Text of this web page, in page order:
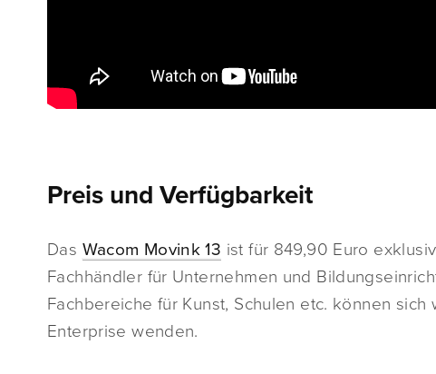
Preis und Verfügbarkeit
Das Wacom Movink 13 ist für 849,90 Euro
Fachhändler für Unternehmen und
Fachbereiche für Kunst, Schulen etc. können
Enterprise wenden.